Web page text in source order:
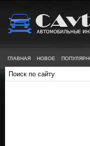
ГЛАВНАЯ НОВОЕ